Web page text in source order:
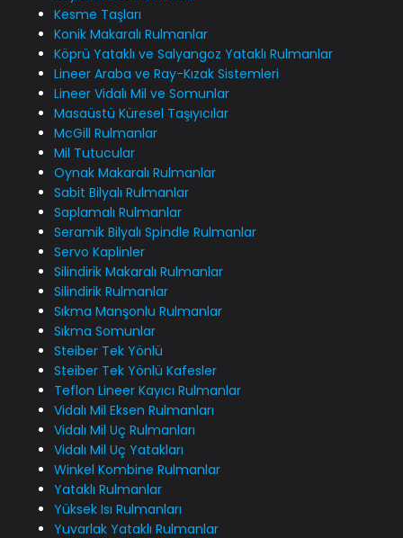
Kesme Taşları
Konik Makaralı Rulmanlar
Köprü Yataklı ve Salyangoz Yataklı Rulmanlar
Lineer Araba ve Ray-Kızak Sistemleri
Lineer Vidalı Mil ve Somunlar
Masaüstü Küresel Taşıyıcılar
McGill Rulmanlar
Mil Tutucular
Oynak Makaralı Rulmanlar
Sabit Bilyalı Rulmanlar
Saplamalı Rulmanlar
Seramik Bilyalı Spindle Rulmanlar
Servo Kaplinler
Silindirik Makaralı Rulmanlar
Silindirik Rulmanlar
Sıkma Manşonlu Rulmanlar
Sıkma Somunlar
Steiber Tek Yönlü
Steiber Tek Yönlü Kafesler
Teflon Lineer Kayıcı Rulmanlar
Vidalı Mil Eksen Rulmanları
Vidalı Mil Uç Rulmanları
Vidalı Mil Uç Yatakları
Winkel Kombine Rulmanlar
Yataklı Rulmanlar
Yüksek Isı Rulmanları
Yuvarlak Yataklı Rulmanlar